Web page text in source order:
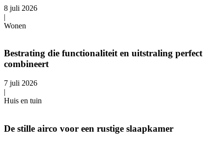
8 juli 2026
|
Wonen
Bestrating die functionaliteit en uitstraling perfect
combineert
7 juli 2026
|
Huis en tuin
De stille airco voor een rustige slaapkamer